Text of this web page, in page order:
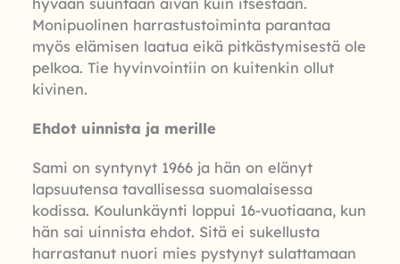
hyvään suuntaan aivan kuin itsestään.
Monipuolinen harrastustoiminta parantaa
myös elämisen laatua eikä pitkästymisestä ole
pelkoa. Tie hyvinvointiin on kuitenkin ollut
kivinen.
Ehdot uinnista ja merille
Sami on syntynyt 1966 ja hän on elänyt
lapsuutensa tavallisessa suomalaisessa
kodissa. Koulunkäynti loppui 16-vuotiaana, kun
hän sai uinnista ehdot. Sitä ei sukellusta
harrastanut nuori mies pystynyt sulattamaan